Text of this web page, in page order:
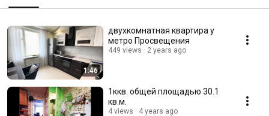
1:46
двухкомнатная квартира у
метро Просвещения
449 views 2 years ago
1ккв. общей площадью 30.1
кв.м.
4 views 4 years ago